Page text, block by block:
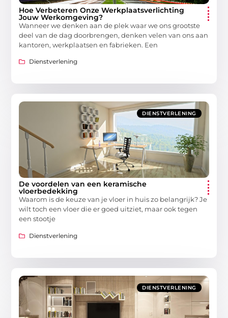
Hoe Verbeteren Onze Werkplaatsverlichting
Jouw Werkomgeving?
Wanneer we denken aan de plek waar we ons grootste
deel van de dag doorbrengen, denken velen van ons aan
kantoren, werkplaatsen en fabrieken. Een
Dienstverlening
DIENSTVERLENING
De voordelen van een keramische
vloerbedekking
Waarom is de keuze van je vloer in huis zo belangrijk? Je
wilt toch een vloer die er goed uitziet, maar ook tegen
een stootje
Dienstverlening
DIENSTVERLENING